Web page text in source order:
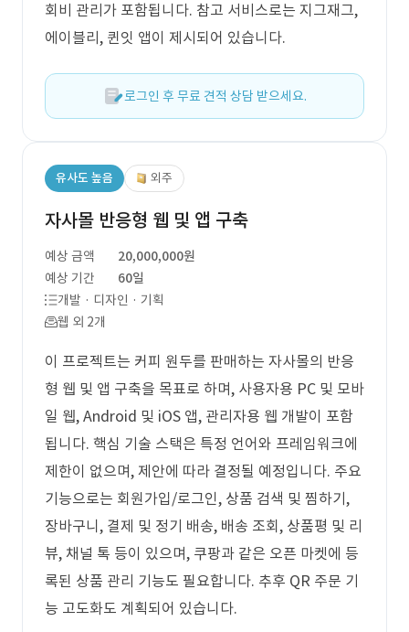
회비 관리가 포함됩니다. 참고 서비스로는 지그재그,
에이블리, 퀸잇 앱이 제시되어 있습니다.
로그인 후 무료 견적 상담 받으세요.
유사도 높음 외주
자사몰 반응형 웹 및 앱 구축
예상 금액
20,000,000원
예상 기간
60일
개발 · 디자인 · 기획
웹 외 2개
이 프로젝트는 커피 원두를 판매하는 자사몰의 반응
형 웹 및 앱 구축을 목표로 하며, 사용자용 PC 및 모바
일 웹, Android 및 iOS 앱, 관리자용 웹 개발이 포함
됩니다. 핵심 기술 스택은 특정 언어와 프레임워크에
제한이 없으며, 제안에 따라 결정될 예정입니다. 주요
기능으로는 회원가입/로그인, 상품 검색 및 찜하기,
장바구니, 결제 및 정기 배송, 배송 조회, 상품평 및 리
뷰, 채널 톡 등이 있으며, 쿠팡과 같은 오픈 마켓에 등
록된 상품 관리 기능도 필요합니다. 추후 QR 주문 기
능 고도화도 계획되어 있습니다.